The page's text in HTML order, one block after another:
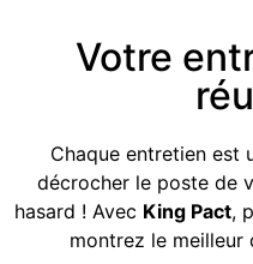
Votre
Chaque entretien est
décrocher le poste de
hasard ! Avec King Pact,
montrez le meilleur